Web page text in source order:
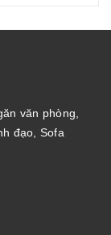
văn phòng,
đạo, Sofa